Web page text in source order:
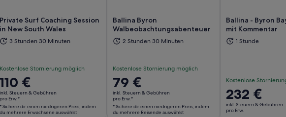
Tab geöffnet
Private Surf Coaching Session
in New South Wales
3 Stunden 30 Minuten
Kostenlose Stornierung möglich
Der
Preis
beträgt
110 €
110 €
inkl. Steuern & Gebühren
pro Erw.*
* Sichere dir einen niedrigeren Preis, indem
du mehrere Erwachsene auswählst
Wird in einem neuen Tab geöffnet
Ballina Byron
Walbeobachtungsabenteuer
2 Stunden 30 Minuten
Kostenlose Stornierung möglich
Der
Preis
beträgt
79 €
79 €
inkl. Steuern & Gebühren
pro Erw.*
* Sichere dir einen niedrigeren Preis, indem
du mehrere Reisende auswählst
Wird in einem neuen Tab
Ballina - Byron
mit Kommentar
1 Stunde
Kostenlose
Der
Preis
beträgt
232 €
inkl. Steuern & Gebühren
pro Erw.